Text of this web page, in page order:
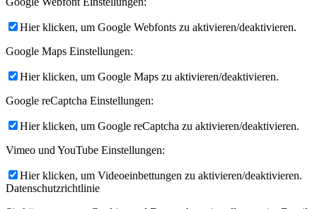
Hier klicken, um Google Webfonts zu aktivieren/deaktivieren.
Google Maps Einstellungen:
Hier klicken, um Google Maps zu aktivieren/deaktivieren.
Google reCaptcha Einstellungen:
Hier klicken, um Google reCaptcha zu aktivieren/deaktivieren.
Vimeo und YouTube Einstellungen:
Hier klicken, um Videoeinbettungen zu aktivieren/deaktivieren.
Datenschutzrichtlinie